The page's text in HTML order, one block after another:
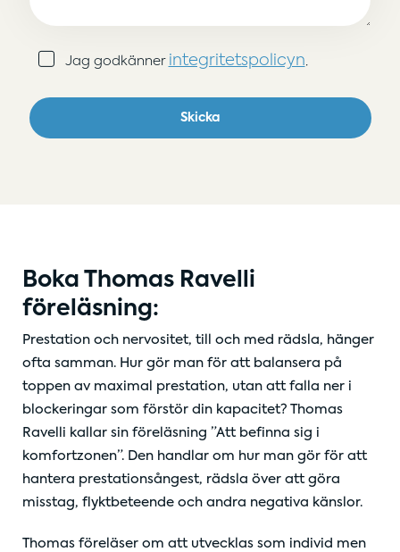
Samtycke
Jag godkänner integritetspolicyn
Skicka
Boka Thomas Ravelli
föreläsning:
Prestation och nervositet, till och med rädsla, hänger
ofta samman. Hur gör man för att balansera på
toppen av maximal prestation, utan att falla ner i
blockeringar som förstör din kapacitet? Thomas
Ravelli kallar sin föreläsning ”Att befinna sig i
komfortzonen”. Den handlar om hur man gör för att
hantera prestationsångest, rädsla över att göra
misstag, flyktbeteende och andra negativa känslor.
Thomas föreläser om att utvecklas som individ men